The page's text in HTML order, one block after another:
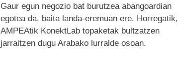
Gaur egun negozio bat burutzea abangoardian
egotea da, baita landa-eremuan ere. Horregatik,
AMPEAtik KonektLab topaketak bultzatzen
jarraitzen dugu Arabako lurralde osoan.